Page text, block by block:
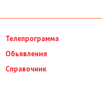
Телепрограмма
Обьявления
Справочник